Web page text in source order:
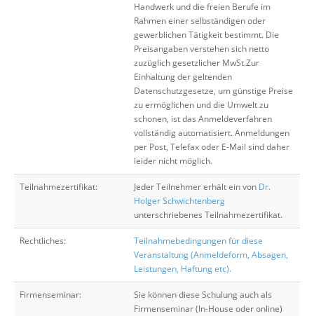
Handwerk und die freien Berufe im
Rahmen einer selbständigen oder
gewerblichen Tätigkeit bestimmt. Die
Preisangaben verstehen sich netto
zuzüglich gesetzlicher MwSt.Zur
Einhaltung der geltenden
Datenschutzgesetze, um günstige Preise
zu ermöglichen und die Umwelt zu
schonen, ist das Anmeldeverfahren
vollständig automatisiert. Anmeldungen
per Post, Telefax oder E-Mail sind daher
leider nicht möglich.
Teilnahmezertifikat: Jeder Teilnehmer erhält ein von Dr.
Holger Schwichtenberg
unterschriebenes Teilnahmezertifikat.
Rechtliches:
Teilnahmebedingungen für diese
Veranstaltung (Anmeldeform, Absagen,
Leistungen, Haftung etc).
Firmenseminar:
Sie können diese Schulung auch als
Firmenseminar (In-House oder online)